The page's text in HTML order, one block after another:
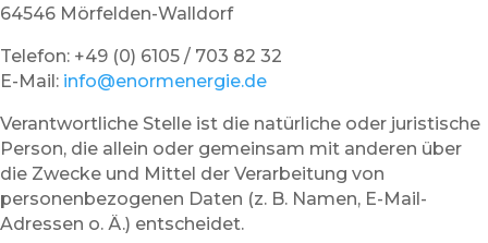
64546 Mörfelden-Walldorf
Telefon: +49 (0) 6105 / 703 82 32
E-Mail: info@enormenergie.de
Verantwortliche Stelle ist die natürliche oder juristische
Person, die allein oder gemeinsam mit anderen über
die Zwecke und Mittel der Verarbeitung von
personenbezogenen Daten (z. B. Namen, E-Mail-
Adressen o. Ä.) entscheidet.